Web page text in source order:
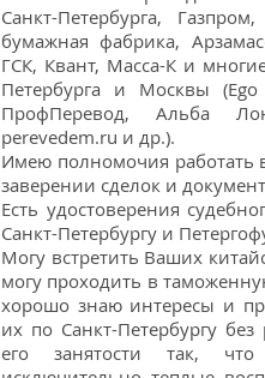
Санкт-Петербурга,
бумажная фабрика,
ГСК, Квант, Масса-К и
Петербурга и Москвы
ПрофПеревод, Альба
perevedem.ru и др.).
Имею полномочия работать
заверении сделок и
Есть удостоверения
Санкт-Петербургу и
Могу встретить Ваших
могу проходить в
хорошо знаю интересы и
их по Санкт-Петербургу
его занятости так,